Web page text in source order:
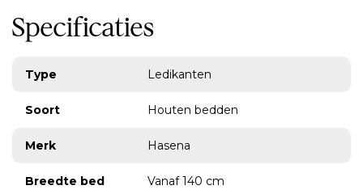
Zwitsers vakmanschap met oog voor duurzaamheid
Hasena staat bekend om zijn ambachtelijke benadering en
wordt met zorg geproduceerd, met aandacht voor
esthetisch.
Specificaties
Type Ledikanten
Soort Houten bedden
Merk Hasena
Breedte bed Vanaf 140 cm